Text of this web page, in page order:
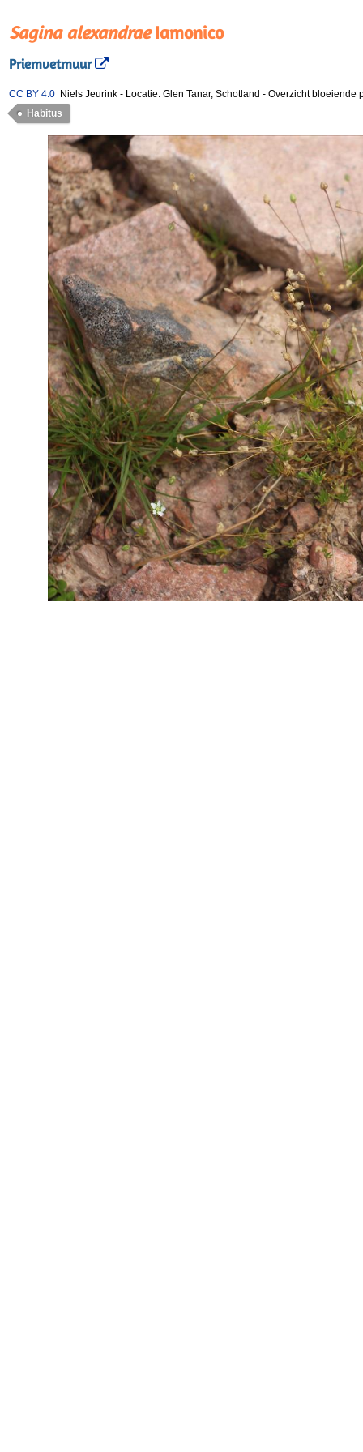
Sagina alexandraeIamonico
Priemvetmuur
CC BY 4.0 Niels Jeurink - Locatie: Glen Tanar, Schotland - Overzicht bloeiende
Habitus